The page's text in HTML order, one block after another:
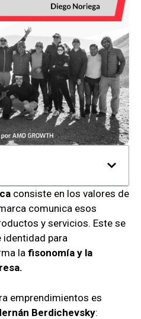
consiste en los valores de
comunica esos
y servicios. Este se
identidad para
la fisonomía y la
emprendimientos es
Berdichevsky: